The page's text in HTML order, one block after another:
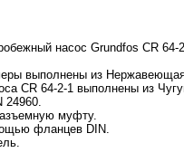
насос Grundfos CR
выполнены из
CR 64-2-1 выполнены из
24960.
муфту.
фланцев DIN.